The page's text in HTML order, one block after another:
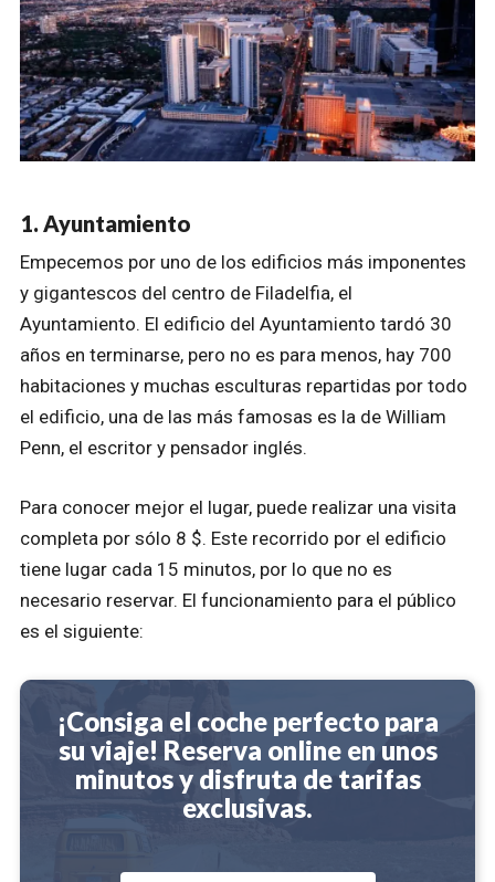
1. Ayuntamiento
Empecemos por uno de los edificios más imponentes
y gigantescos del centro de Filadelfia, el
Ayuntamiento. El edificio del Ayuntamiento tardó 30
años en terminarse, pero no es para menos, hay 700
habitaciones y muchas esculturas repartidas por todo
el edificio, una de las más famosas es la de William
Penn, el escritor y pensador inglés.
Para conocer mejor el lugar, puede realizar una visita
completa por sólo 8 $. Este recorrido por el edificio
tiene lugar cada 15 minutos, por lo que no es
necesario reservar. El funcionamiento para el público
es el siguiente:
¡Consiga el coche perfecto para
su viaje! Reserva online en unos
minutos y disfruta de tarifas
exclusivas.